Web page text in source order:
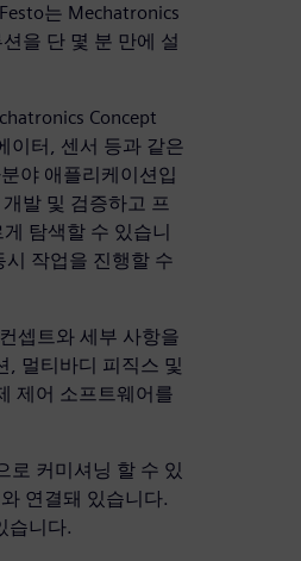
는 Mechatronics
을 단 몇 분 만에 설
Concept
이터, 센서 등과 같은
야 애플리케이션입
발 및 검증하고 프
탐색할 수 있습니
작업을 진행할 수
셉트와 세부 사항을
, 멀티바디 피직스 및
제어 소프트웨어를
로 커미셔닝 할 수 있
연결돼 있습니다.
습니다.